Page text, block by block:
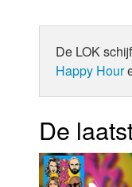
De LOK
Happy Hour
De